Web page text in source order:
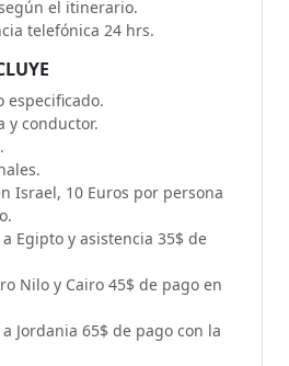
el itinerario.
telefónica 24 hrs.
especificado.
y conductor.
Israel, 10 Euros por persona
Egipto y asistencia 35$ de
Nilo y Cairo 45$ de pago en
Jordania 65$ de pago con la